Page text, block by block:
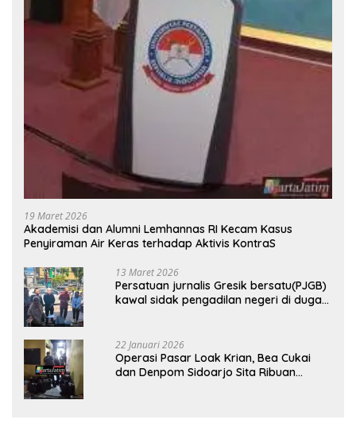
19 Maret 2026
Akademisi dan Alumni Lemhannas RI Kecam Kasus
Penyiraman Air Keras terhadap Aktivis KontraS
13 Maret 2026
Persatuan jurnalis Gresik bersatu(PJGB)
kawal sidak pengadilan negeri di duga
22 Januari 2026
Operasi Pasar Loak Krian, Bea Cukai
dan Denpom Sidoarjo Sita Ribuan